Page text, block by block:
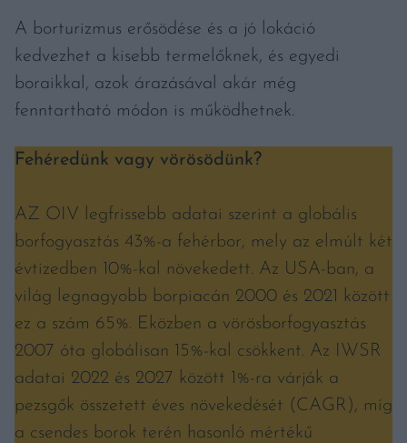
A borturizmus erősödése és a jó lokáció
kedvezhet a kisebb termelőknek, és egyedi
boraikkal, azok árazásával akár még
fenntartható módon is működhetnek.
Fehéredünk vagy vörösödünk?
AZ OIV legfrissebb adatai szerint a globális
borfogyasztás 43%-a fehérbor, mely az elmúlt két
évtizedben 10%-kal növekedett. Az USA-ban, a
világ legnagyobb borpiacán 2000 és 2021 között
ez a szám 65%. Eközben a vörösborfogyasztás
2007 óta globálisan 15%-kal csökkent. Az IWSR
adatai 2022 és 2027 között 1%-ra várják a
pezsgők összetett éves növekedését (CAGR), míg
a csendes borok terén hasonló mértékű